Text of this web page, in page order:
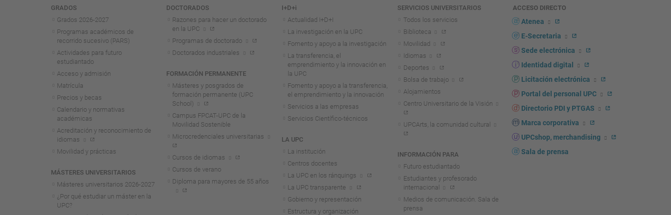
Navegación
GRADOS
Grados 2026-2027
Programas académicos de
recorrido sucesivo (PARS)
Actividades para futuro
estudiantado
Acceso y admisión
Matrícula
Precios y becas
Calendario y normativas
académicas
Acreditación y reconocimiento de
idiomas
Movilidad y prácticas
MÁSTERES UNIVERSITARIOS
Másteres universitarios 2026-2027
¿Por qué estudiar un máster en la
UPC?
DOCTORADOS
Razones para hacer un doctorado
en la UPC
Programas de doctorado
Doctorados industriales
FORMACIÓN PERMANENTE
Másteres y posgrados de
formación permanente (UPC
School)
Campus FPCAT-UPC de la
Movilidad Sostenible
Microcredenciales universitarias
Cursos de idiomas
Cursos de verano
Diploma para mayores de 55 años
I+D+i
Actualidad I+D+I
La investigación en la UPC
Fomento y apoyo a la investigación
La transferencia, el
emprendimiento y la innovación en
la UPC
Fomento y apoyo a la transferencia,
el emprendimiento y la innovación
Servicios a las empresas
Servicios Científico-técnicos
LA UPC
La institución
Centros docentes
La UPC en los ránquings
La UPC transparente
Gobierno y representación
Estructura y organización
SERVICIOS UNIVERSITARIOS
Todos los servicios
Biblioteca
Movilidad
Idiomas
Deportes
Bolsa de trabajo
Alojamientos
Centro Universitario de la Visión
UPCArts, la comunidad cultural
INFORMACIÓN PARA
Futuro estudiantado
Estudiantes y profesorado
internacional
Medios de comunicación. Sala de
prensa
ACCESO DIRECTO
Atenea
E-Secretaria
Sede electrónica
Identidad digital
Licitación electrónica
Portal del personal UPC
Directorio PDI y PTGAS
Marca corporativa
UPCshop, merchandising
Sala de prensa